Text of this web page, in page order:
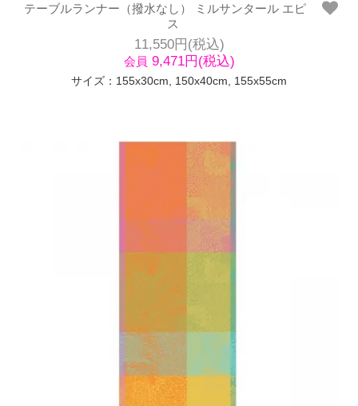
テーブルランナー（撥水なし） ミルサンタール エピ
ス
11,550円(税込)
会員 9,471円(税込)
サイズ：155x30cm, 150x40cm, 155x55cm